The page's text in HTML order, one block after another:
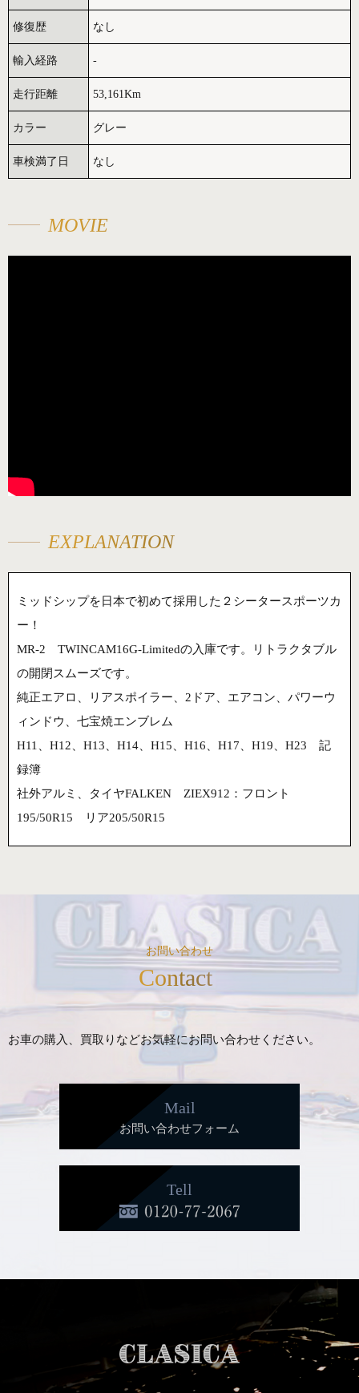
修復歴 なし
輸入経路 -
走行距離 53,161Km
カラー グレー
車検満了日 なし
MOVIE
EXPLANATION
ミッドシップを日本で初めて採用した２シータースポーツカ
ー！
MR-2 TWINCAM16G-Limitedの入庫です。リトラクタブル
の開閉スムーズです。
純正エアロ、リアスポイラー、2ドア、エアコン、パワーウ
ィンドウ、七宝焼エンブレム
H11、H12、H13、H14、H15、H16、H17、H19、H23 記
録簿
社外アルミ、タイヤFALKEN ZIEX912：フロント
195/50R15 リア205/50R15
お問い合わせ
Contact
お車の購入、買取りなどお気軽にお問い合わせください。
Mail
お問い合わせフォーム
Tell